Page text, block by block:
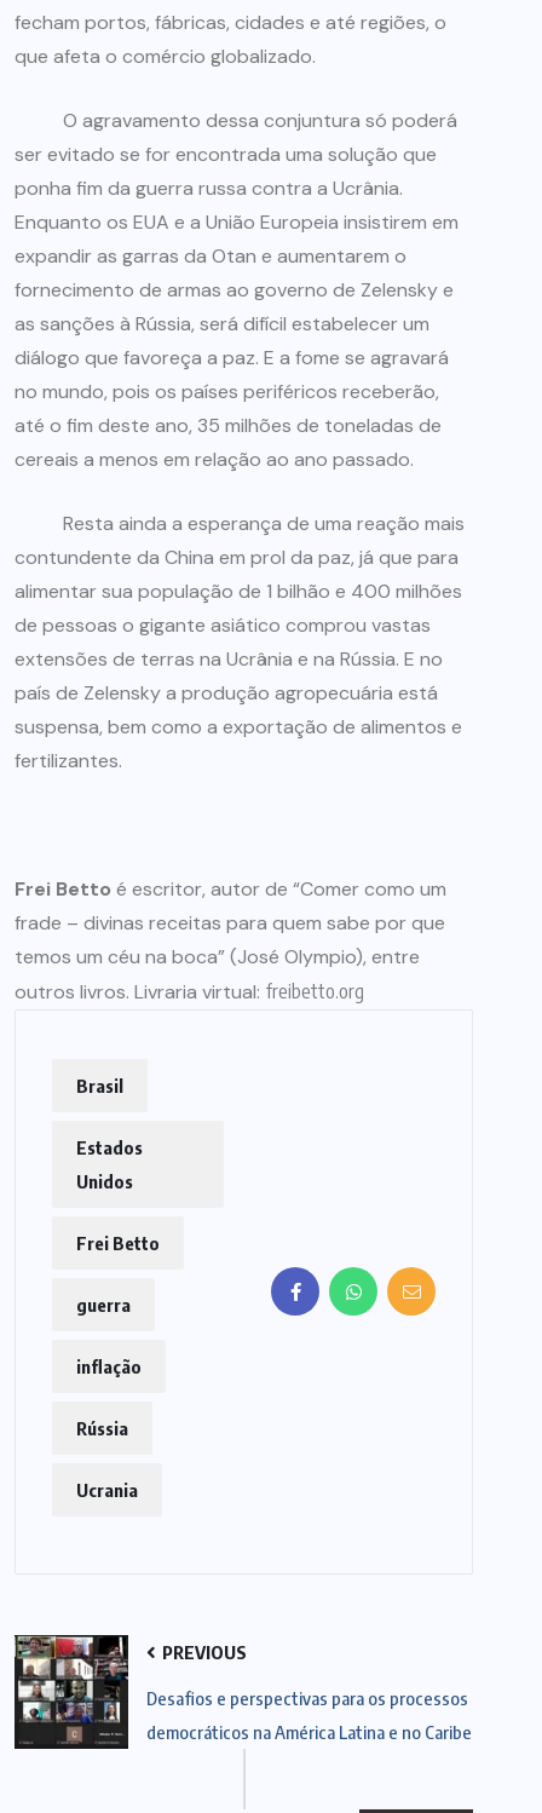
fecham portos, fábricas, cidades e até regiões, o
que afeta o comércio globalizado.
O agravamento dessa conjuntura só poderá
ser evitado se for encontrada uma solução que
ponha fim da guerra russa contra a Ucrânia.
Enquanto os EUA e a União Europeia insistirem em
expandir as garras da Otan e aumentarem o
fornecimento de armas ao governo de Zelensky e
as sanções à Rússia, será difícil estabelecer um
diálogo que favoreça a paz. E a fome se agravará
no mundo, pois os países periféricos receberão,
até o fim deste ano, 35 milhões de toneladas de
cereais a menos em relação ao ano passado.
Resta ainda a esperança de uma reação mais
contundente da China em prol da paz, já que para
alimentar sua população de 1 bilhão e 400 milhões
de pessoas o gigante asiático comprou vastas
extensões de terras na Ucrânia e na Rússia. E no
país de Zelensky a produção agropecuária está
suspensa, bem como a exportação de alimentos e
fertilizantes.
Frei Betto é escritor, autor de “Comer como um
frade – divinas receitas para quem sabe por que
temos um céu na boca” (José Olympio), entre
outros livros. Livraria virtual: freibetto.org
Brasil
Estados
Unidos
Frei Betto
guerra
inflação
Rússia
Ucrania
PREVIOUS
Desafios e perspectivas para os processos
democráticos na América Latina e no Caribe